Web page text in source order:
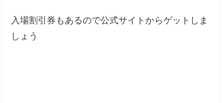
入場割引券もあるので公式サイトからゲットしま
しょう